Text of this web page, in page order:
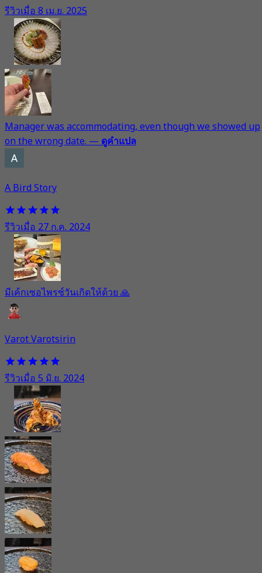
รีวิวเมื่อ 8 เม.ย. 2025
Manager was accommodating, even though we showed up
on the wrong date. — ดูคำแปล
A Bird Story
รีวิวเมื่อ 27 ก.ค. 2024
มีเค้กเซอไพรซ์วันเกิดให้ด้วย 🙏
Varot Varotsirin
รีวิวเมื่อ 5 มิ.ย. 2024